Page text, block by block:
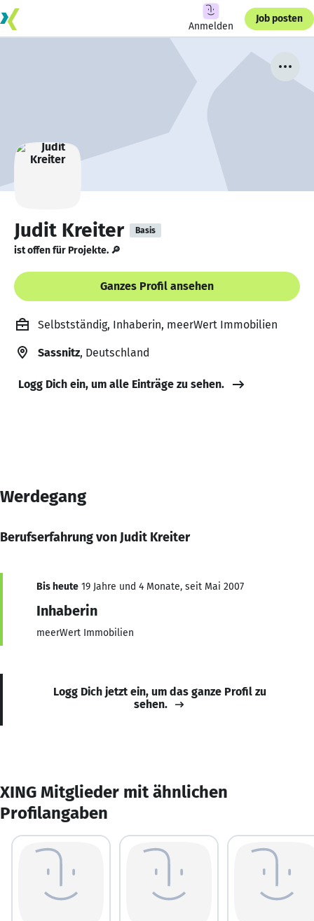
Anmelden
Job posten
Judit Kreiter Basis
ist offen für Projekte. 🔎
Ganzes Profil ansehen
Selbstständig, Inhaberin, meerWert Immobilien
Sassnitz, Deutschland
Logg Dich ein, um alle Einträge zu sehen.
Werdegang
Berufserfahrung von Judit Kreiter
Bis heute 19 Jahre und 4 Monate, seit Mai 2007
Inhaberin
meerWert Immobilien
Logg Dich jetzt ein, um das ganze Profil zu
sehen.
XING Mitglieder mit ähnlichen
Profilangaben